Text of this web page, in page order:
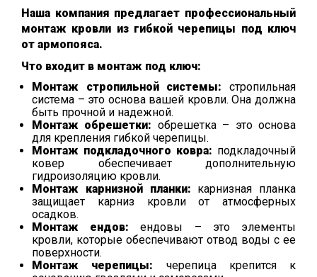
Наша компания предлагает профессиональный
монтаж кровли из гибкой черепицы под ключ
от армопояса.
Что входит в монтаж под ключ:
Монтаж стропильной системы: стропильная
система – это основа вашей кровли. Она должна
быть прочной и надежной.
Монтаж обрешетки: обрешетка – это основа
для крепления гибкой черепицы.
Монтаж подкладочного ковра: подкладочный
ковер обеспечивает дополнительную
гидроизоляцию кровли.
Монтаж карнизной планки: карнизная планка
защищает карниз кровли от атмосферных
осадков.
Монтаж ендов: ендовы – это элементы
кровли, которые обеспечивают отвод воды с ее
поверхности.
Монтаж черепицы: черепица крепится к